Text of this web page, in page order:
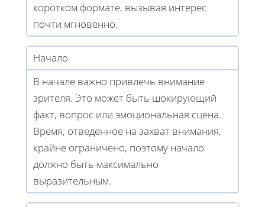
коротком формате, вызывая интерес
почти мгновенно.
Начало
В начале важно привлечь внимание
зрителя. Это может быть шокирующий
факт, вопрос или эмоциональная сцена.
Время, отведенное на захват внимания,
крайне ограничено, поэтому начало
должно быть максимально
выразительным.